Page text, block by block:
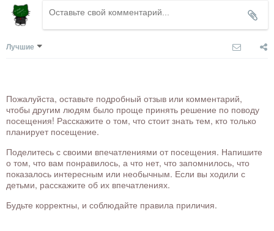
Лучшие
Пожалуйста, оставьте подробный отзыв или комментарий,
чтобы другим людям было проще принять решение по поводу
посещения! Расскажите о том, что стоит знать тем, кто только
планирует посещение.
Поделитесь с своими впечатлениями от посещения. Напишите
о том, что вам понравилось, а что нет, что запомнилось, что
показалось интересным или необычным. Если вы ходили с
детьми, расскажите об их впечатлениях.
Будьте корректны, и соблюдайте правила приличия.